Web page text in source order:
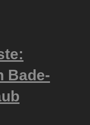
Bade-